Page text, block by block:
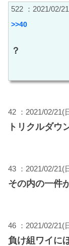
522 ：2021/02/
>>40
？
42 ：2021/02/21(
トリクルダウ
43 ：2021/02/21(
その内の一件
46 ：2021/02/21(
負け組ワイに